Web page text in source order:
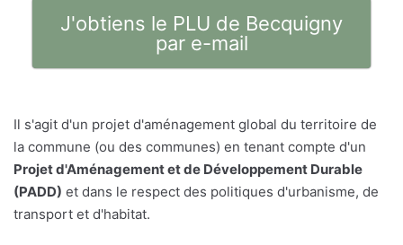
J'obtiens le PLU de Becquigny
par e-mail
Il s'agit d'un projet d'aménagement global du territoire de
la commune (ou des communes) en tenant compte d'un
Projet d'Aménagement et de Développement Durable
(PADD) et dans le respect des politiques d'urbanisme, de
transport et d'habitat.